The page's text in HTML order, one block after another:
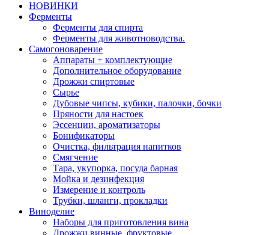
НОВИНКИ
Ферменты
Ферменты для спирта
Ферменты для животноводства.
Самогоноварение
Аппараты + комплектующие
Дополнительное оборудование
Дрожжи спиртовые
Сырье
Дубовые чипсы, кубики, палочки, бочки
Пряности для настоек
Эссенции, ароматизаторы
Бонификаторы
Очистка, фильтрация напитков
Смягчение
Тара, укупорка, посуда барная
Мойка и дезинфекция
Измерение и контроль
Трубки, шланги, прокладки
Виноделие
Наборы для приготовления вина
Дрожжи винные, фруктовые